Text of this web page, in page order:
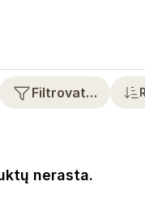
Filtrovat…
nerasta.